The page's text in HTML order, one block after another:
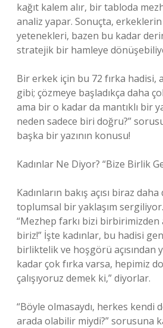
kağıt kalem alır, bir tabloda
analiz yapar. Sonuçta,
yetenekleri, bazen bu kadar
stratejik bir hamleye
Bir erkek için bu 72 fırka hadisi,
gibi; çözmeye başladıkça daha
ama bir o kadar da mantıklı bir
neden sadece biri doğru?”
başka bir yazının konusu!
Kadınlar Ne Diyor? “Bize Birlik
Kadınların bakış açısı biraz
toplumsal bir yaklaşım
“Mezhep farkı bizi birbirimizden
biriz!” İşte kadınlar, bu hadisi
birliktelik ve hoşgörü açısından
kadar çok fırka varsa, hepimiz
çalışıyoruz demek ki,” diyorlar.
“Böyle olmasaydı, herkes kendi
arada olabilir miydi?” sorusuna